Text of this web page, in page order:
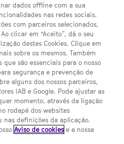
dados offline com a sua
nas redes sociais.
com parceiros selecionados,
clicar em “Aceito”, dá o seu
destes Cookies. Clique em
sobre os mesmos. Também
são essenciais para o nosso
segurança e prevenção de
alguns dos nossos parceiros,
IAB e Google. Pode ajustar as
momento, através da ligação
rodapé dos websites
nas definições da aplicação.
Aviso de cookies e a nossa